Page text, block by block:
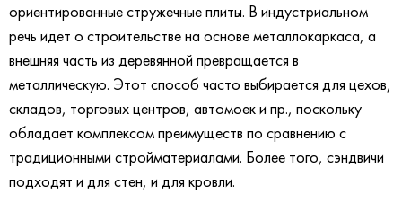
ориентированные стружечные плиты. В индустриальном
речь идет о строительстве на основе металлокаркаса, а
внешняя часть из деревянной превращается в
металлическую. Этот способ часто выбирается для цехов,
складов, торговых центров, автомоек и пр., поскольку
обладает комплексом преимуществ по сравнению с
традиционными стройматериалами. Более того, сэндвичи
подходят и для стен, и для кровли.